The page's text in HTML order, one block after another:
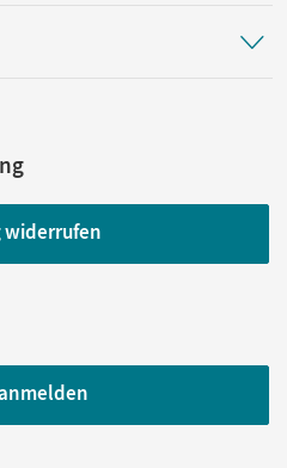
widerrufen